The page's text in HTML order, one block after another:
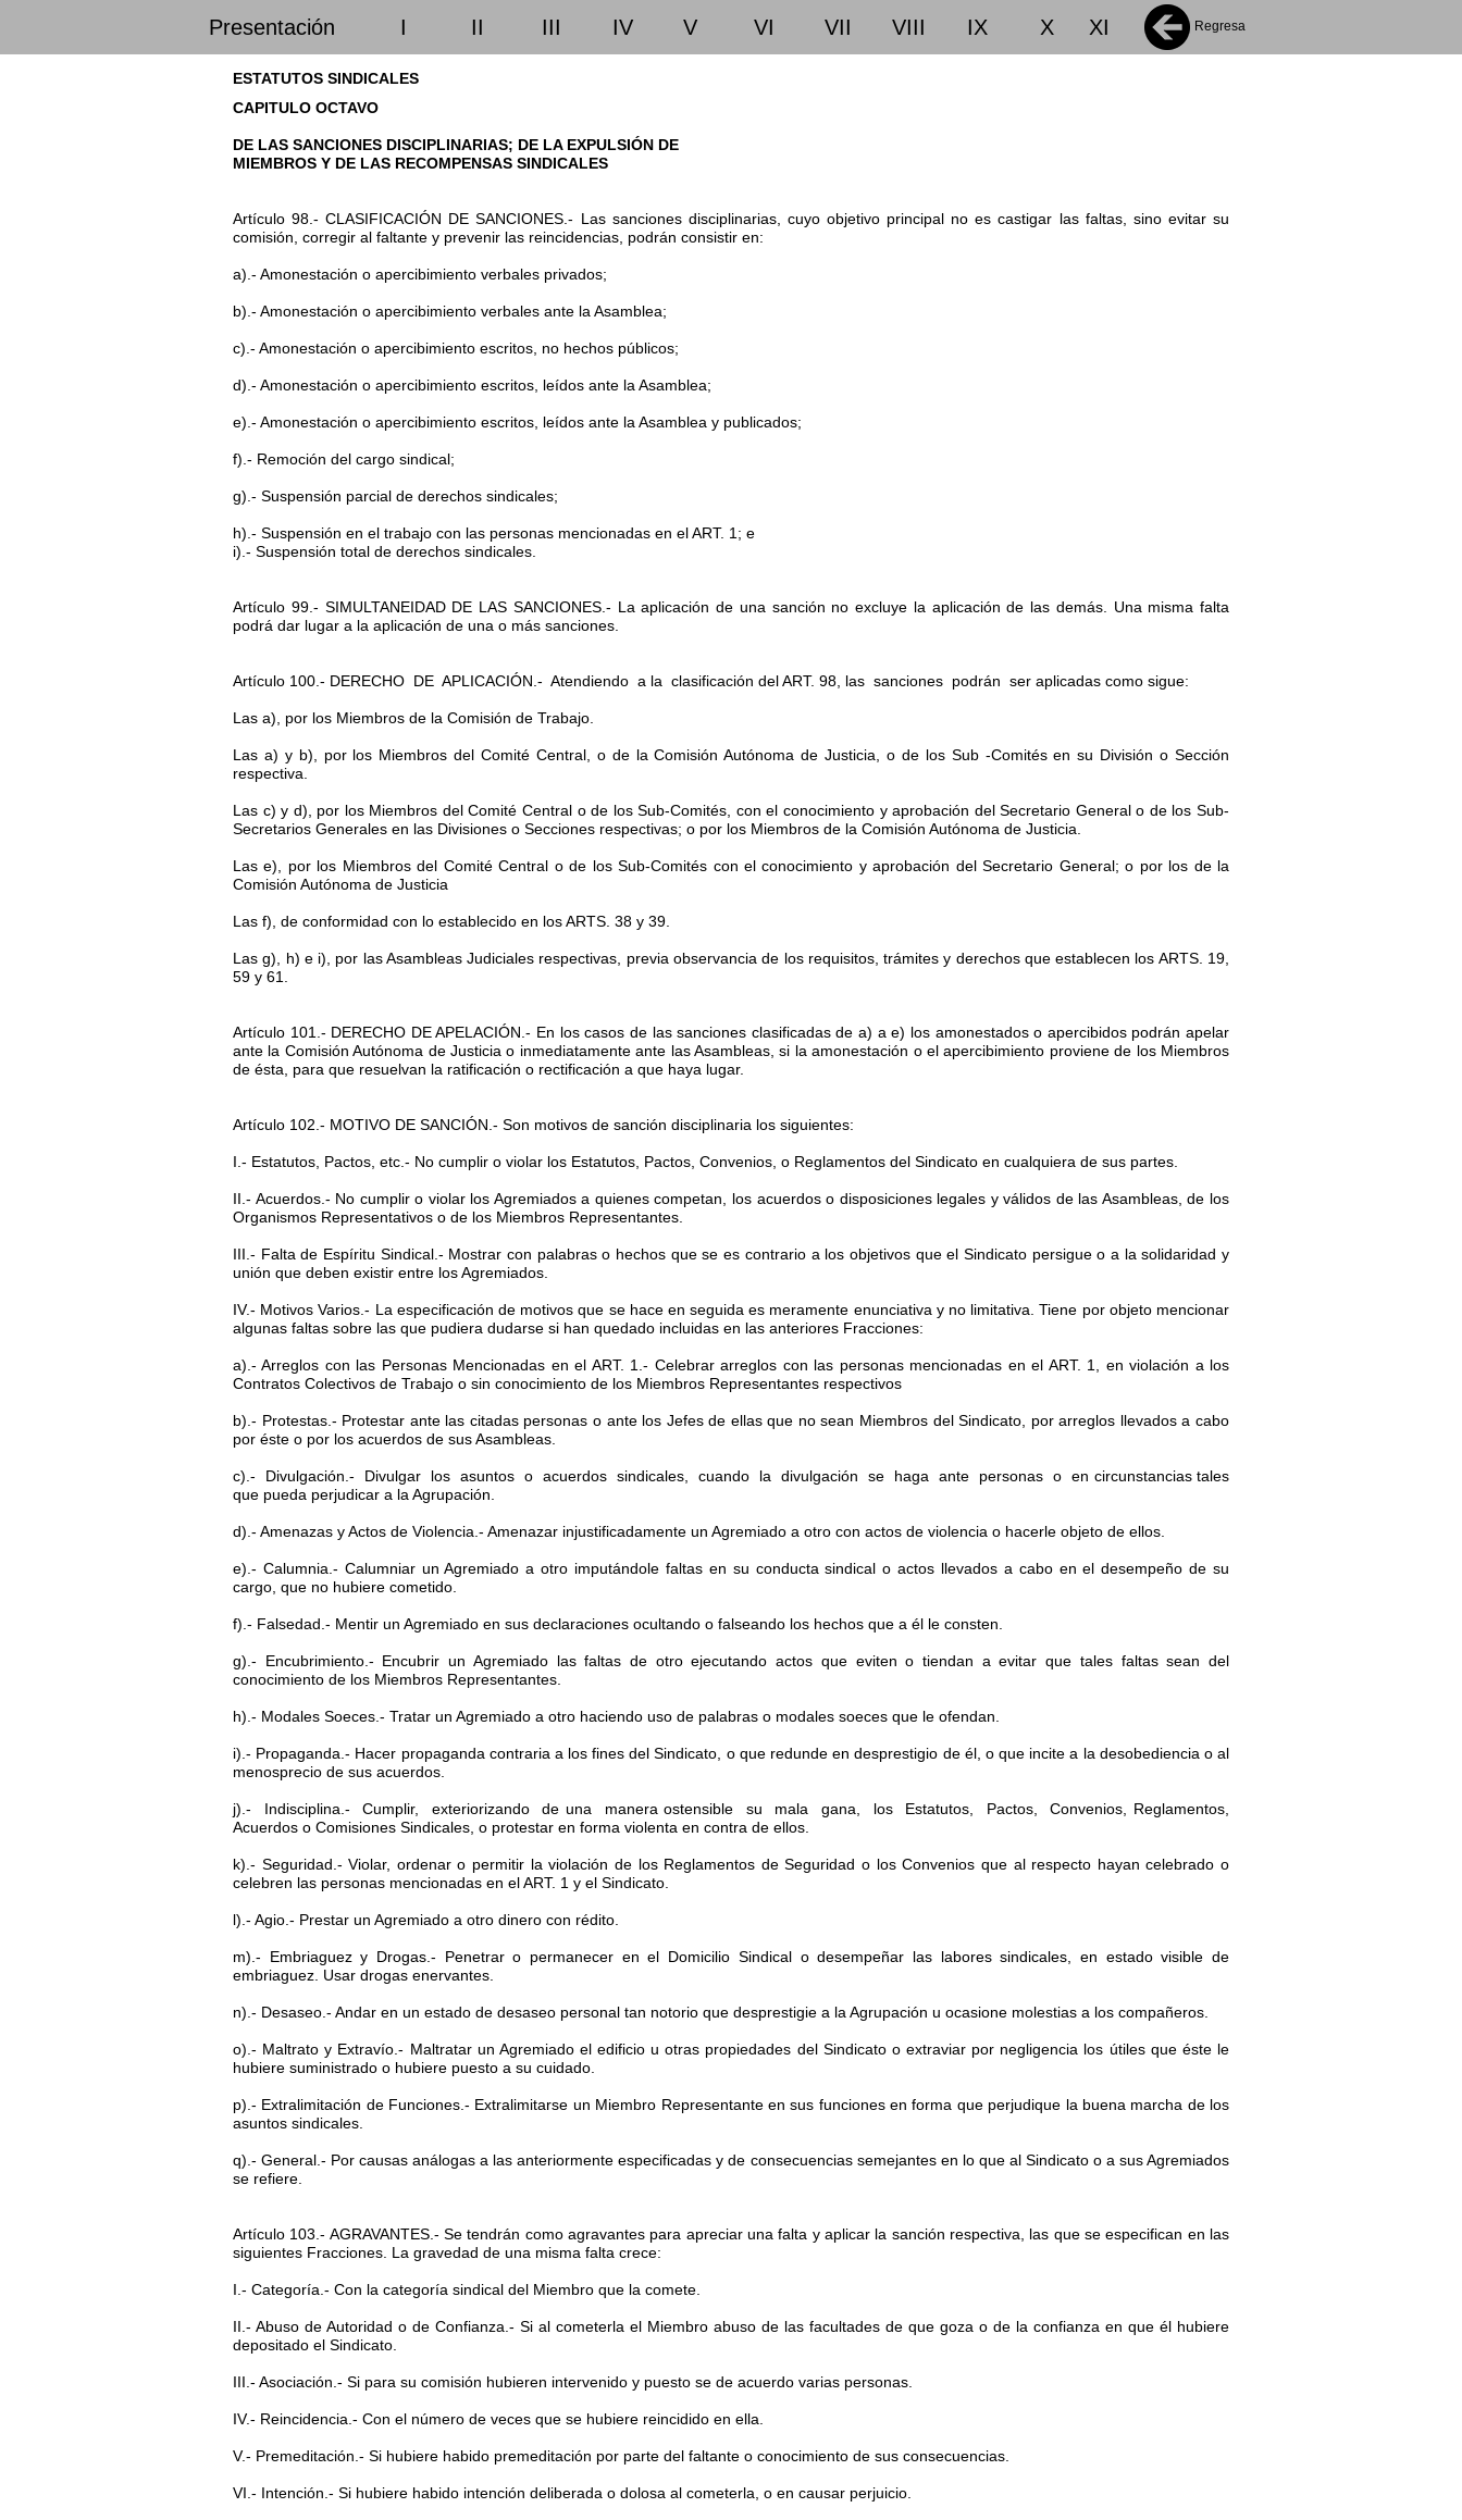
Regresa
I II III IV V VI VII VIII IX X
Presentación XI
ESTATUTOS SINDICALES
CAPITULO OCTAVO
DE LAS SANCIONES DISCIPLINARIAS; DE LA EXPULSIÓN DE
MIEMBROS Y DE LAS RECOMPENSAS SINDICALES
Artículo 98.- CLASIFICACIÓN DE SANCIONES.- Las sanciones disciplinarias, cuyo objetivo principal no es castigar las faltas, sino evitar su
comisión, corregir al faltante y prevenir las reincidencias, podrán consistir en:
a).- Amonestación o apercibimiento verbales privados;
b).- Amonestación o apercibimiento verbales ante la Asamblea;
c).- Amonestación o apercibimiento escritos, no hechos públicos;
d).- Amonestación o apercibimiento escritos, leídos ante la Asamblea;
e).- Amonestación o apercibimiento escritos, leídos ante la Asamblea y publicados;
f).- Remoción del cargo sindical;
g).- Suspensión parcial de derechos sindicales;
h).- Suspensión en el trabajo con las personas mencionadas en el ART. 1; e
i).- Suspensión total de derechos sindicales.
Artículo 99.- SIMULTANEIDAD DE LAS SANCIONES.- La aplicación de una sanción no excluye la aplicación de las demás. Una misma falta
podrá dar lugar a la aplicación de una o más sanciones.
Artículo 100.- DERECHO DE APLICACIÓN.- Atendiendo a la clasificación del ART. 98, las sanciones podrán ser aplicadas como sigue:
Las a), por los Miembros de la Comisión de Trabajo.
Las a) y b), por los Miembros del Comité Central, o de la Comisión Autónoma de Justicia, o de los Sub -Comités en su División o Sección
respectiva.
Las c) y d), por los Miembros del Comité Central o de los Sub-Comités, con el conocimiento y aprobación del Secretario General o de los Sub-
Secretarios Generales en las Divisiones o Secciones respectivas; o por los Miembros de la Comisión Autónoma de Justicia.
Las e), por los Miembros del Comité Central o de los Sub-Comités con el conocimiento y aprobación del Secretario General; o por los de la
Comisión Autónoma de Justicia
Las f), de conformidad con lo establecido en los ARTS. 38 y 39.
Las g), h) e i), por las Asambleas Judiciales respectivas, previa observancia de los requisitos, trámites y derechos que establecen los ARTS. 19,
59 y 61.
Artículo 101.- DERECHO DE APELACIÓN.- En los casos de las sanciones clasificadas de a) a e) los amonestados o apercibidos podrán apelar
ante la Comisión Autónoma de Justicia o inmediatamente ante las Asambleas, si la amonestación o el apercibimiento proviene de los Miembros
de ésta, para que resuelvan la ratificación o rectificación a que haya lugar.
Artículo 102.- MOTIVO DE SANCIÓN.- Son motivos de sanción disciplinaria los siguientes:
I.- Estatutos, Pactos, etc.- No cumplir o violar los Estatutos, Pactos, Convenios, o Reglamentos del Sindicato en cualquiera de sus partes.
II.- Acuerdos.- No cumplir o violar los Agremiados a quienes competan, los acuerdos o disposiciones legales y válidos de las Asambleas, de los
Organismos Representativos o de los Miembros Representantes.
III.- Falta de Espíritu Sindical.- Mostrar con palabras o hechos que se es contrario a los objetivos que el Sindicato persigue o a la solidaridad y
unión que deben existir entre los Agremiados.
IV.- Motivos Varios.- La especificación de motivos que se hace en seguida es meramente enunciativa y no limitativa. Tiene por objeto mencionar
algunas faltas sobre las que pudiera dudarse si han quedado incluidas en las anteriores Fracciones:
a).- Arreglos con las Personas Mencionadas en el ART. 1.- Celebrar arreglos con las personas mencionadas en el ART. 1, en violación a los
Contratos Colectivos de Trabajo o sin conocimiento de los Miembros Representantes respectivos
b).- Protestas.- Protestar ante las citadas personas o ante los Jefes de ellas que no sean Miembros del Sindicato, por arreglos llevados a cabo
por éste o por los acuerdos de sus Asambleas.
c).- Divulgación.- Divulgar los asuntos o acuerdos sindicales, cuando la divulgación se haga ante personas o en circunstancias tales
que pueda perjudicar a la Agrupación.
d).- Amenazas y Actos de Violencia.- Amenazar injustificadamente un Agremiado a otro con actos de violencia o hacerle objeto de ellos.
e).- Calumnia.- Calumniar un Agremiado a otro imputándole faltas en su conducta sindical o actos llevados a cabo en el desempeño de su
cargo, que no hubiere cometido.
f).- Falsedad.- Mentir un Agremiado en sus declaraciones ocultando o falseando los hechos que a él le consten.
g).- Encubrimiento.- Encubrir un Agremiado las faltas de otro ejecutando actos que eviten o tiendan a evitar que tales faltas sean del
conocimiento de los Miembros Representantes.
h).- Modales Soeces.- Tratar un Agremiado a otro haciendo uso de palabras o modales soeces que le ofendan.
i).- Propaganda.- Hacer propaganda contraria a los fines del Sindicato, o que redunde en desprestigio de él, o que incite a la desobediencia o al
menosprecio de sus acuerdos.
j).- Indisciplina.- Cumplir, exteriorizando de una manera ostensible su mala gana, los Estatutos, Pactos, Convenios, Reglamentos,
Acuerdos o Comisiones Sindicales, o protestar en forma violenta en contra de ellos.
k).- Seguridad.- Violar, ordenar o permitir la violación de los Reglamentos de Seguridad o los Convenios que al respecto hayan celebrado o
celebren las personas mencionadas en el ART. 1 y el Sindicato.
l).- Agio.- Prestar un Agremiado a otro dinero con rédito.
m).- Embriaguez y Drogas.- Penetrar o permanecer en el Domicilio Sindical o desempeñar las labores sindicales, en estado visible de
embriaguez. Usar drogas enervantes.
n).- Desaseo.- Andar en un estado de desaseo personal tan notorio que desprestigie a la Agrupación u ocasione molestias a los compañeros.
o).- Maltrato y Extravío.- Maltratar un Agremiado el edificio u otras propiedades del Sindicato o extraviar por negligencia los útiles que éste le
hubiere suministrado o hubiere puesto a su cuidado.
p).- Extralimitación de Funciones.- Extralimitarse un Miembro Representante en sus funciones en forma que perjudique la buena marcha de los
asuntos sindicales.
q).- General.- Por causas análogas a las anteriormente especificadas y de consecuencias semejantes en lo que al Sindicato o a sus Agremiados
se refiere.
Artículo 103.- AGRAVANTES.- Se tendrán como agravantes para apreciar una falta y aplicar la sanción respectiva, las que se especifican en las
siguientes Fracciones. La gravedad de una misma falta crece:
I.- Categoría.- Con la categoría sindical del Miembro que la comete.
II.- Abuso de Autoridad o de Confianza.- Si al cometerla el Miembro abuso de las facultades de que goza o de la confianza en que él hubiere
depositado el Sindicato.
III.- Asociación.- Si para su comisión hubieren intervenido y puesto se de acuerdo varias personas.
IV.- Reincidencia.- Con el número de veces que se hubiere reincidido en ella.
V.- Premeditación.- Si hubiere habido premeditación por parte del faltante o conocimiento de sus consecuencias.
VI.- Intención.- Si hubiere habido intención deliberada o dolosa al cometerla, o en causar perjuicio.